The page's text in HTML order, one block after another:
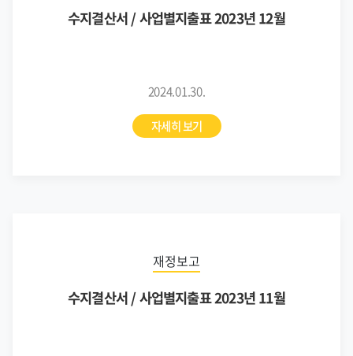
수지결산서 / 사업별지출표 2023년 12월
2024.01.30.
자세히 보기
재정보고
수지결산서 / 사업별지출표 2023년 11월